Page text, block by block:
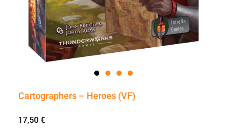
Cartographers – Heroes (VF)
17,50 €